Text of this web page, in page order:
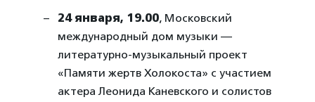
24 января, 19.00, Московский
международный дом музыки —
литературно-музыкальный проект
«Памяти жертв Холокоста» с участием
актера Леонида Каневского и солистов